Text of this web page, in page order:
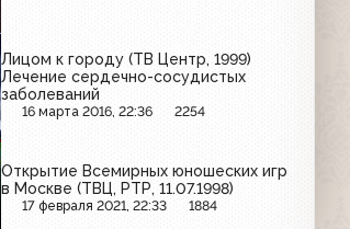
Лицом к городу (ТВ Центр, 1999)
Лечение сердечно-сосудистых
заболеваний
16 марта 2016, 22:36 2254
Открытие Всемирных юношеских игр
в Москве (ТВЦ, РТР, 11.07.1998)
17 февраля 2021, 22:33 1884